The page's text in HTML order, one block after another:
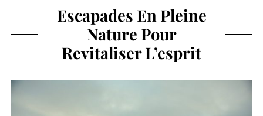
Escapades En Pleine
Nature Pour
Revitaliser L’esprit